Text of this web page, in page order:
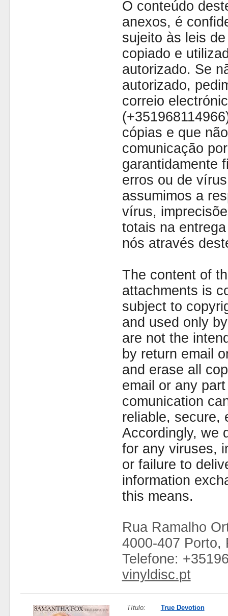
O conteúdo
anexos, é
sujeito às leis
copiado e
autorizado. Se
autorizado,
correio
cópias e que
comunicação
garantidamente
erros ou de
assumimos a
vírus,
totais na
nós através
The content of
attachments is
subject to
and used only
are not the
by return email
and erase all
email or any
comunication
reliable, secure,
Accordingly, we
for any viruses,
or failure to
information
this means.
Rua Ramalho
4000-407 Porto,
Telefone:
vinyldisc.pt
Título:
True Devotion